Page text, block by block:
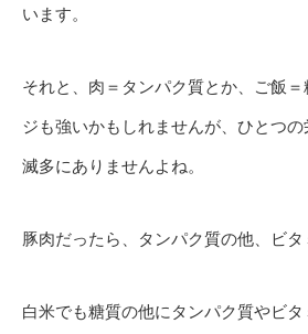
います。
それと、肉＝タンパク質とか、ご飯
ジも強いかもしれませんが、ひとつ
滅多にありませんよね。
豚肉だったら、タンパク質の他、ビタ
白米でも糖質の他にタンパク質やビ